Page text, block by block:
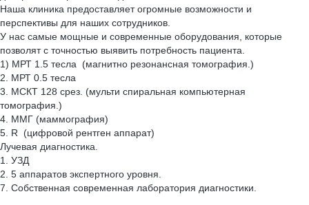
Наша клиника предоставляет огромные возможности и
перспективы для наших сотрудников.
У нас самые мощные и современные оборудования, которые
позволят с точностью выявить потребность пациента.
1) МРТ 1.5 тесла (магнитно резонансная томография.)
2. МРТ 0.5 тесла
3. МСКТ 128 срез. (мульти спиральная компьютерная
томография.)
4. ММГ (маммография)
5. R (цифровой рентген аппарат)
Лучевая диагностика.
1. УЗД
2. 5 аппаратов экспертного уровня.
7. Собственная современная лаборатория диагностики.